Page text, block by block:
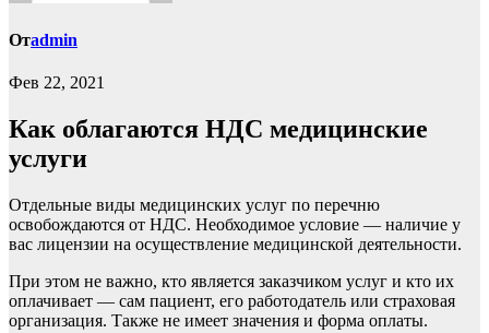
Отadmin
Фев 22, 2021
Как облагаются НДС медицинские
услуги
Отдельные виды медицинских услуг по перечню
освобождаются от НДС. Необходимое условие — наличие у
вас лицензии на осуществление медицинской деятельности.
При этом не важно, кто является заказчиком услуг и кто их
оплачивает — сам пациент, его работодатель или страховая
организация. Также не имеет значения и форма оплаты.